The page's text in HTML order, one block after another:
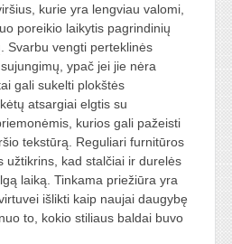
kurie yra lengviau valomi,
poreikio laikytis pagrindinių
Svarbu vengti perteklinės
ypač jei jie nėra
gali sukelti plokštės
atsargiai elgtis su
kurios gali pažeisti
tekstūrą. Reguliari furnitūros
užtikrins, kad stalčiai ir durelės
laiką. Tinkama priežiūra yra
išlikti kaip naujai daugybę
to, kokio stiliaus baldai buvo